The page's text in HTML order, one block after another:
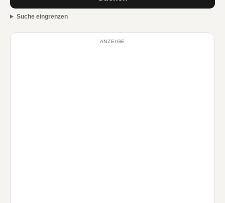
Suche eingrenzen
ANZEIGE